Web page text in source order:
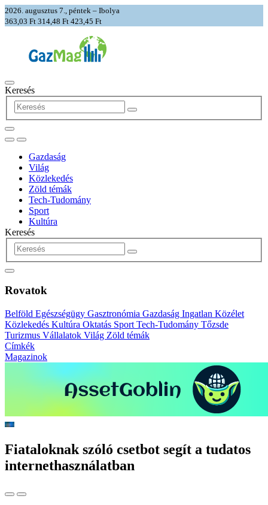
2026. augusztus 7., péntek – Ibolya
363,03 Ft 314,48 Ft 423,45 Ft
Keresés
Gazdaság
Világ
Közlekedés
Zöld témák
Tech-Tudomány
Sport
Kultúra
Keresés
Rovatok
Belföld Egészségügy Gasztronómia Gazdaság Ingatlan Közélet
Közlekedés Kultúra Oktatás Sport Tech-Tudomány Tőzsde
Turizmus Vállalatok Világ Zöld témák
Címkék
Magazinok
Fiataloknak szóló csetbot segít a tudatos
internethasználatban